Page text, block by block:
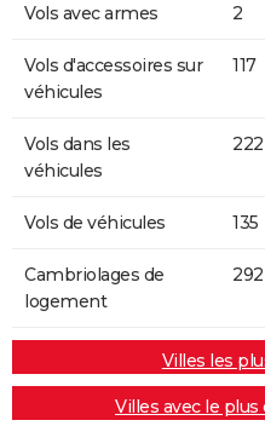
Vols avec armes 2
Vols d'accessoires sur
véhicules
117
Vols dans les
véhicules
222
Vols de véhicules 135
Cambriolages de
logement
292
Villes les
Villes avec le